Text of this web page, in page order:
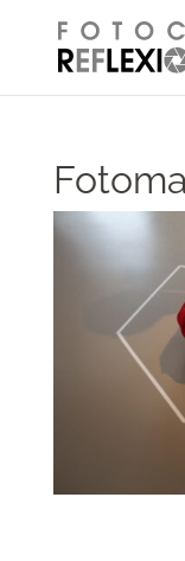
// Disable right-click